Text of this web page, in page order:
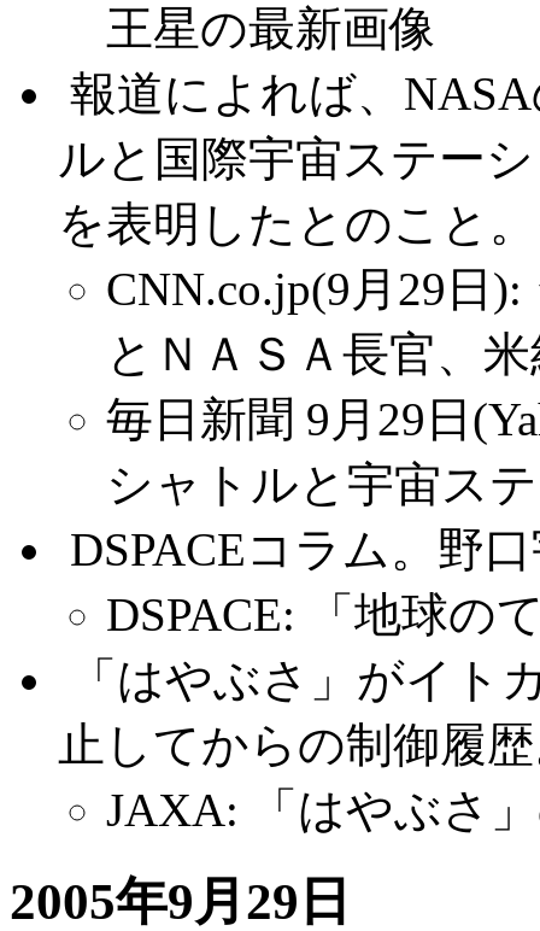
王星の最新画像
報道によれば、
ルと国際宇宙ステー
を表明したとのこと。
CNN.co.jp(9月29日
とＮＡＳＡ長官、
毎日新聞 9月29日
シャトルと宇宙ス
DSPACEコラム。野
DSPACE: 「地球の
「はやぶさ」がイト
止してからの制御履
JAXA: 「はやぶさ
2005年9月29日